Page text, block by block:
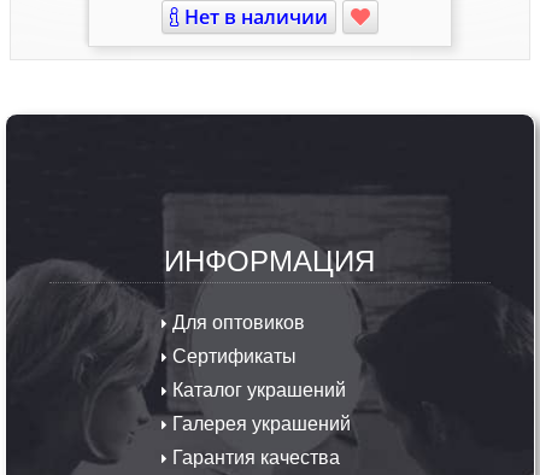
Нет в наличии
ИНФОРМАЦИЯ
Для оптовиков
Сертификаты
Каталог украшений
Галерея украшений
Гарантия качества